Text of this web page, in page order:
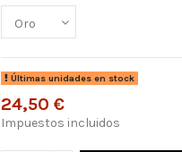
Últimas unidades en stock
24,50 €
Impuestos incluidos